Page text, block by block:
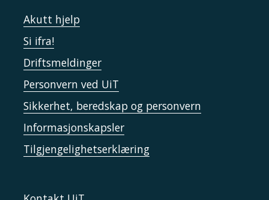
Akutt hjelp
Si ifra!
Driftsmeldinger
Personvern ved UiT
Sikkerhet, beredskap og personvern
Informasjonskapsler
Tilgjengelighetserklæring